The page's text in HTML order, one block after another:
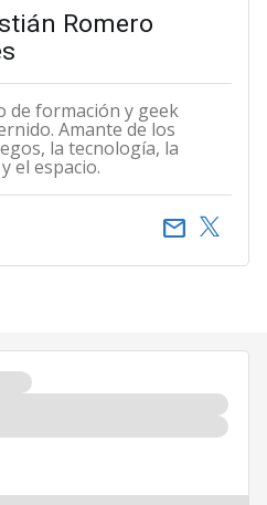
Romero
de formación y geek
Amante de los
la tecnología, la
el espacio.
email